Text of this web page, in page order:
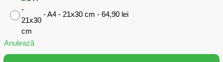
-A4 - 21x30 cm - 64,90 lei
Anulează